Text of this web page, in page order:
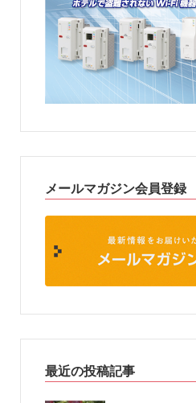
メールマガジン会員登録
最近の投稿記事